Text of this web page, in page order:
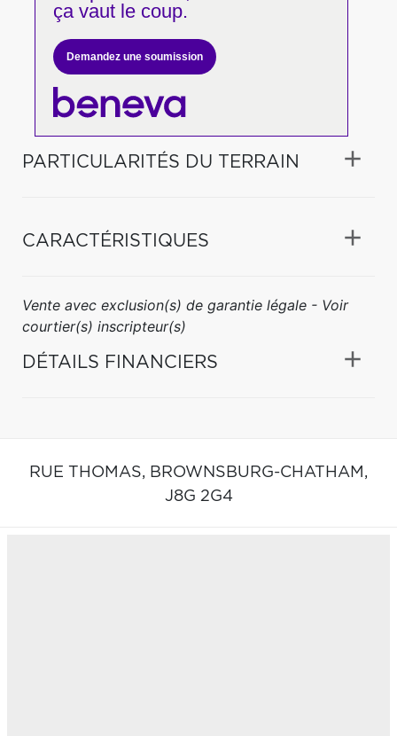
ça vaut le coup.
Demandez une soumission
PARTICULARITÉS DU TERRAIN
CARACTÉRISTIQUES
Vente avec exclusion(s) de garantie légale - Voir
courtier(s) inscripteur(s)
DÉTAILS FINANCIERS
RUE THOMAS, BROWNSBURG-CHATHAM,
J8G 2G4